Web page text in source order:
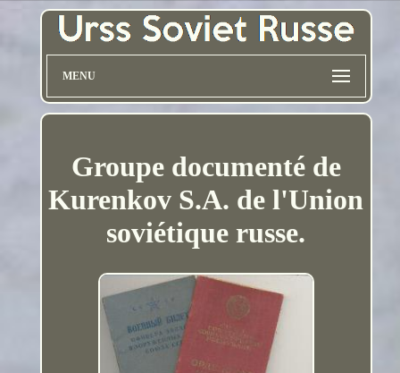
MENU
Groupe documenté de
Kurenkov S.A. de l'Union
soviétique russe.